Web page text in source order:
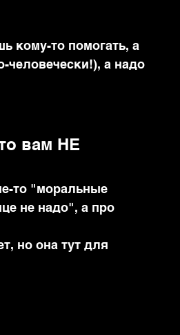
кому-то помогать, а
человечески!), а надо
вам НЕ
то "моральные
не надо", а про
но она тут для